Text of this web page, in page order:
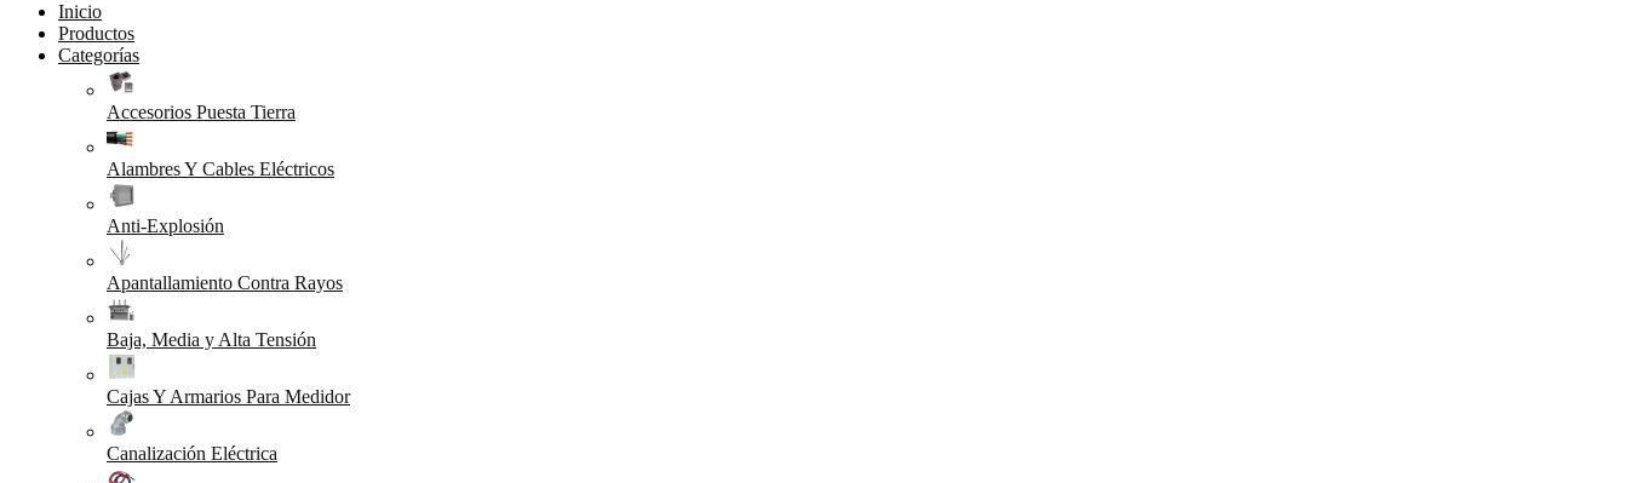
Inicio
Productos
Categorías
Accesorios Puesta Tierra
Alambres Y Cables Eléctricos
Anti-Explosión
Apantallamiento Contra Rayos
Baja, Media y Alta Tensión
Cajas Y Armarios Para Medidor
Canalización Eléctrica